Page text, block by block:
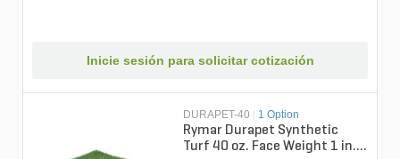
Inicie sesión para solicitar cotización
DURAPET-40 1 Option
Rymar Durapet Synthetic
Turf 40 oz. Face Weight 1 in.